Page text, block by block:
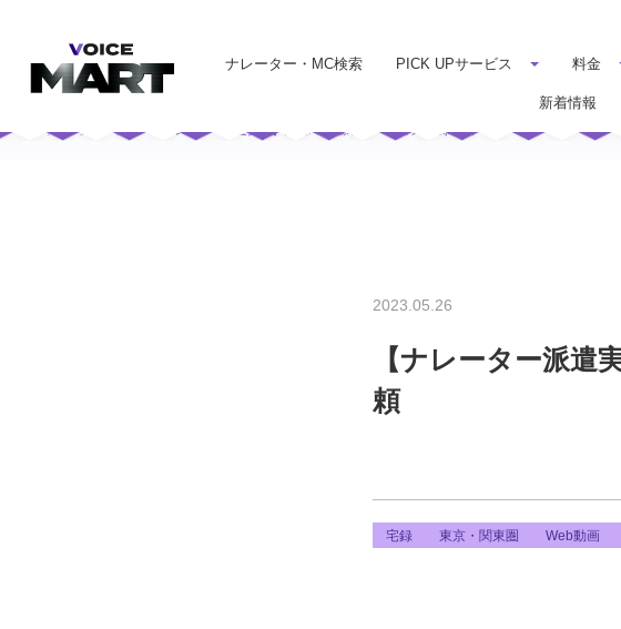
ナレーター・MC検索 PICK UPサービス 料金
新着情報
トップ 実績一覧 【ナレーター派遣実績】商品PR映像ナレーション 宅録依頼
2023.05.26
【ナレーター派遣
頼
宅録 東京・関東圏 Web動画